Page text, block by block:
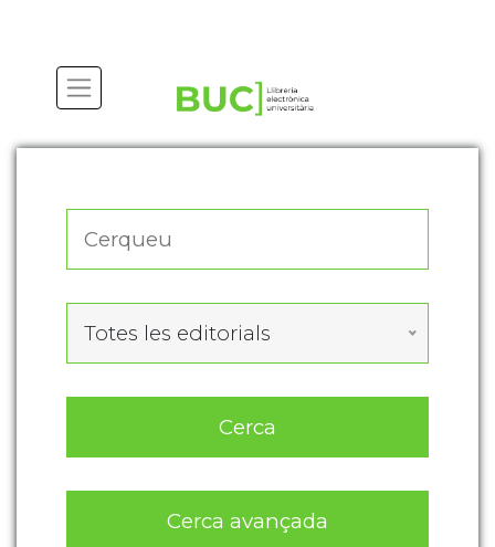
Totes les editorials
Cerca
Cerca avançada